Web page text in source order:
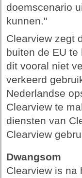
doemscenario
kunnen."
Clearview zegt
buiten de EU
dit vooral niet
verkeerd
Nederlandse
Clearview te
diensten van
Clearview
Dwangsom
Clearview is na